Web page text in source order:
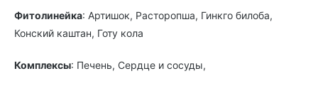
Фитолинейка: Артишок, Расторопша, Гинкго билоба,
Конский каштан, Готу кола
Комплексы: Печень, Сердце и сосуды,